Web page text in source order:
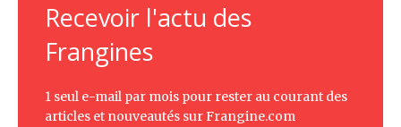
Recevoir l'actu des
Frangines
1 seul e-mail par mois pour rester au courant des
articles et nouveautés sur Frangine.com